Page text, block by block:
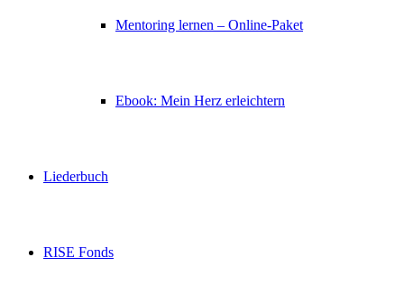
Mentoring lernen – Online-Paket
Ebook: Mein Herz erleichtern
Liederbuch
RISE Fonds